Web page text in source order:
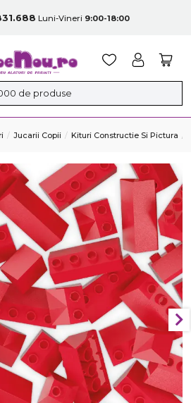
Luni-Vineri 9:00-18:00
Jucarii Copii Kituri Constructie Si Pictura